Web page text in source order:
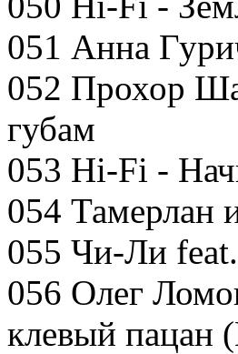
051 Анна
052 Прохор
губам
053 Hi-Fi -
054 Тамерлан
055 Чи-Ли
056 Олег
клевый пацан